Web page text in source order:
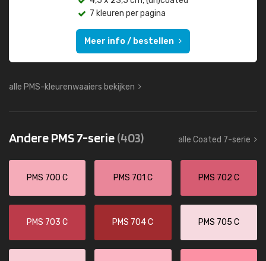
7 kleuren per pagina
Meer info / bestellen
alle PMS-kleurenwaaiers bekijken
Andere PMS 7-serie(403) alle Coated 7-serie
PMS 700 C PMS 701 C PMS 702 C
PMS 703 C PMS 704 C PMS 705 C